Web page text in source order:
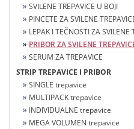
SVILENE TREPAVICE U BOJI
PINCETE ZA SVILENE
LEPAK I TEČNOSTI ZA SVILENE
PRIBOR ZA SVILENE
SERUM ZA TREPAVICE
STRIP TREPAVICE I PRIBOR
SINGLE trepavice
MULTIPACK trepavice
INDIVIDUALNE trepavice
MEGA VOLUMEN trepavice